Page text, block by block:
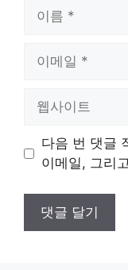
트
다음 번 댓글
이메일, 그리